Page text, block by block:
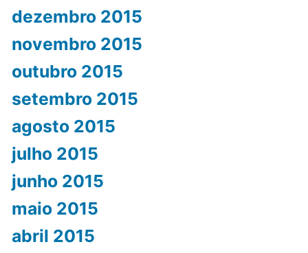
dezembro 2015
novembro 2015
outubro 2015
setembro 2015
agosto 2015
julho 2015
junho 2015
maio 2015
abril 2015